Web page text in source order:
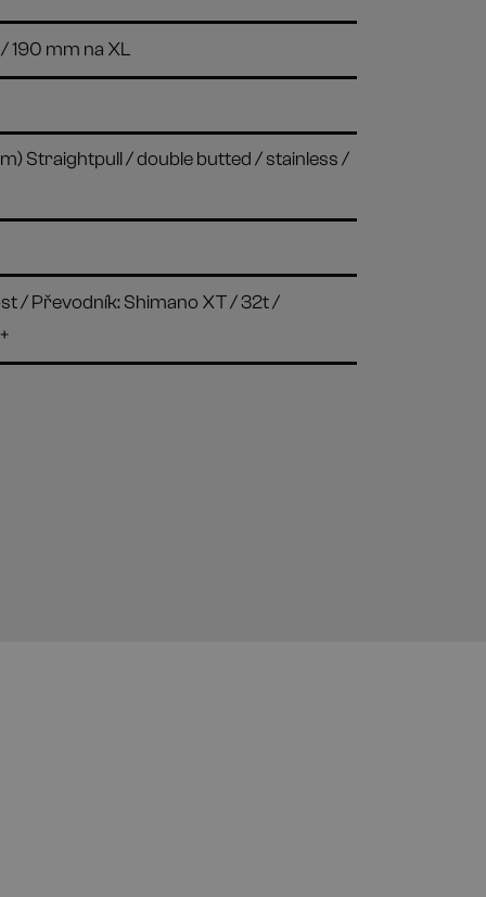
190 mm na XL
Straightpull / double butted / stainless /
/ Převodník: Shimano XT / 32t /